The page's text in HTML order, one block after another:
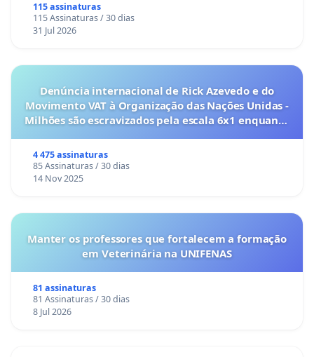
115 assinaturas
115 Assinaturas / 30 dias
31 Jul 2026
Denúncia internacional de Rick Azevedo e do
Movimento VAT à Organização das Nações Unidas -
Milhões são escravizados pela escala 6x1 enquanto
4 475 assinaturas
85 Assinaturas / 30 dias
14 Nov 2025
Manter os professores que fortalecem a formação
em Veterinária na UNIFENAS
81 assinaturas
81 Assinaturas / 30 dias
8 Jul 2026